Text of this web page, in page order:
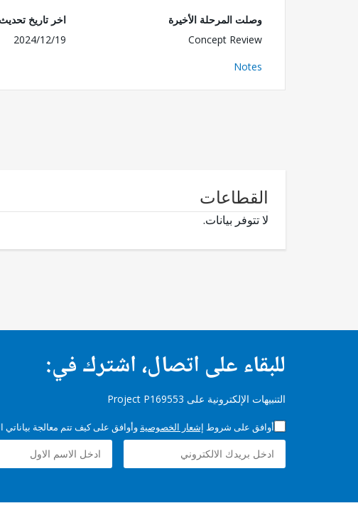
وصلت المرحلة الأخيرة
Concept Review
اخر تاريخ تحديث
2024/12/19
Notes
القطاعات
لا تتوفر بيانات.
للبقاء على اتصال، اشترك في:
التنبيهات الإلكترونية على Project P169553
أوافق على شروط إشعار الخصوصية وأوافق على كيف تتم معالجة بياناتي